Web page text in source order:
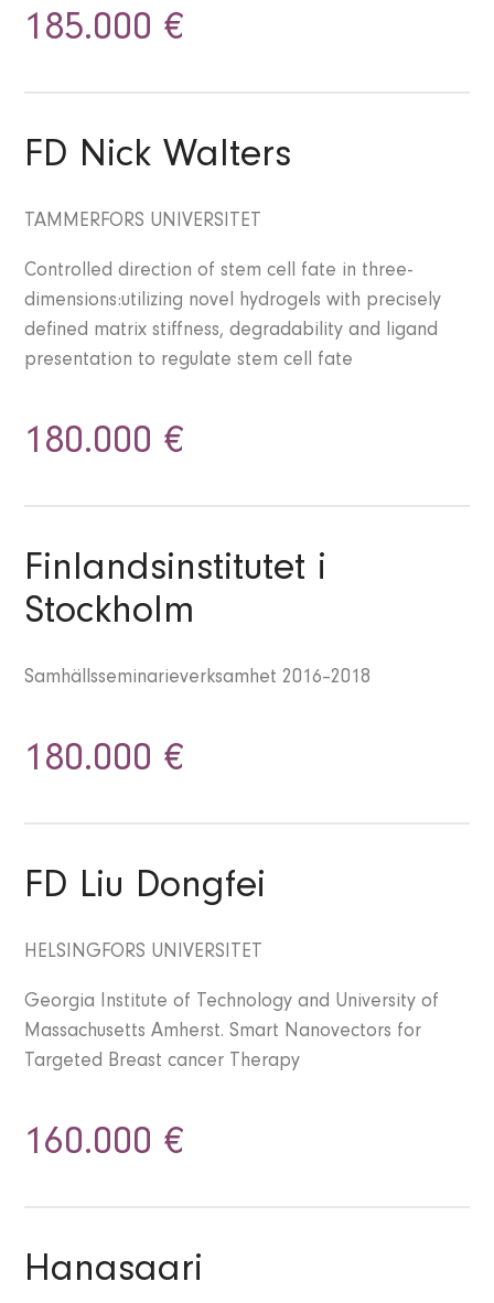
185.000 €
FD Nick Walters
TAMMERFORS UNIVERSITET
Controlled direction of stem cell fate in three-
dimensions:utilizing novel hydrogels with precisely
defined matrix stiffness, degradability and ligand
presentation to regulate stem cell fate
180.000 €
Finlandsinstitutet i
Stockholm
Samhällsseminarieverksamhet 2016–2018
180.000 €
FD Liu Dongfei
HELSINGFORS UNIVERSITET
Georgia Institute of Technology and University of
Massachusetts Amherst. Smart Nanovectors for
Targeted Breast cancer Therapy
160.000 €
Hanasaari